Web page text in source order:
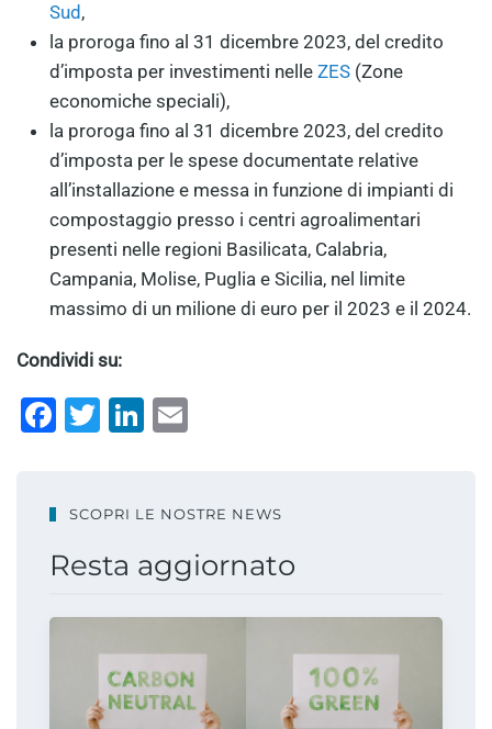
Sud ,
la proroga fino al 31 dicembre 2023, del credito
d’imposta per investimenti nelle ZES (Zone
economiche speciali),
la proroga fino al 31 dicembre 2023, del credito
d’imposta per le spese documentate relative
all’installazione e messa in funzione di impianti di
compostaggio presso i centri agroalimentari
presenti nelle regioni Basilicata, Calabria,
Campania, Molise, Puglia e Sicilia, nel limite
massimo di un milione di euro per il 2023 e il 2024.
Condividi su:
Facebook
TwitterLinkedIn
SCOPRI LE NOSTRE NEWS
Resta aggiornato